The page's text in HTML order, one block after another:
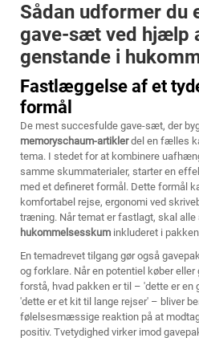
Sådan udformer du
gave-sæt ved hjælp
genstande i
Fastlæggelse af et
formål
De mest succesfulde gave-sæt, der
memoryschaum-artiklerdel en fælles
tema. I stedet for at kombinere
samme skummaterialer, starter en
med et defineret formål. Dette formål
komfortabel rejse, ergonomi ved
træning. Når temat er fastlagt, skal alle
hukommelsesskum inkluderet i
En temadrevet tilgang gør også
og forklare. Når en potentiel køber
forstå, hvad pakken er til – 'dette er en
'dette er et kit til lange rejser' – bliver
følelsesmæssige reaktion på at
positiv. Tvetydighed virker imod